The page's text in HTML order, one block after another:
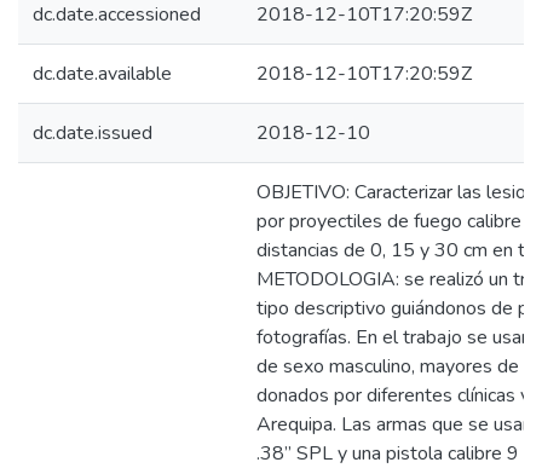
dc.date.accessioned 2018-12-10T17:20:59Z
dc.date.available 2018-12-10T17:20:59Z
dc.date.issued 2018-12-10
OBJETIVO: Caracterizar las
por proyectiles de fuego calibre
distancias de 0, 15 y 30 cm en
METODOLOGIA: se realizó un
tipo descriptivo guiándonos de
fotografías. En el trabajo se
de sexo masculino, mayores de
donados por diferentes clínicas
Arequipa. Las armas que se
.38” SPL y una pistola calibre 9